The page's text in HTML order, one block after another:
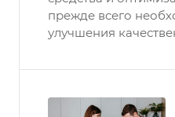
прежде всего
улучшения